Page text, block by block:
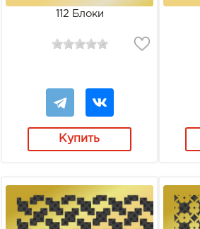
112 Блоки
Купить